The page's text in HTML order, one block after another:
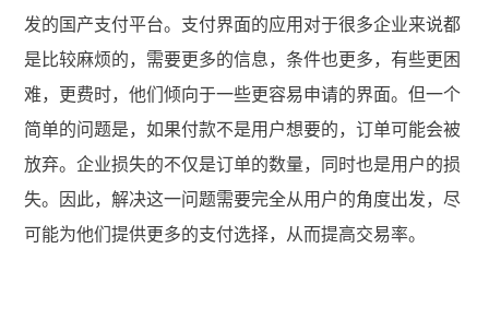
发的国产支付平台。支付界面的应用对于很多企业来说都
是比较麻烦的，需要更多的信息，条件也更多，有些更困
难，更费时，他们倾向于一些更容易申请的界面。但一个
简单的问题是，如果付款不是用户想要的，订单可能会被
放弃。企业损失的不仅是订单的数量，同时也是用户的损
失。因此，解决这一问题需要完全从用户的角度出发，尽
可能为他们提供更多的支付选择，从而提高交易率。